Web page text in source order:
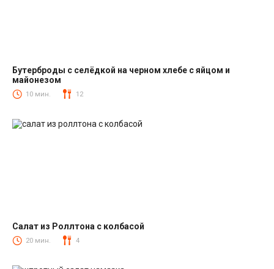
Закуски
Бутерброды с селёдкой на черном хлебе с яйцом и
майонезом
10 мин. 12
Салаты с колбасой
Салат из Роллтона с колбасой
20 мин. 4